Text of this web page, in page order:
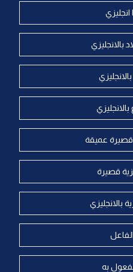
انجليزي
بالانجليزي
بالانجليزي
قصيرة عميقة
قصيرة
بالانجليزي
به